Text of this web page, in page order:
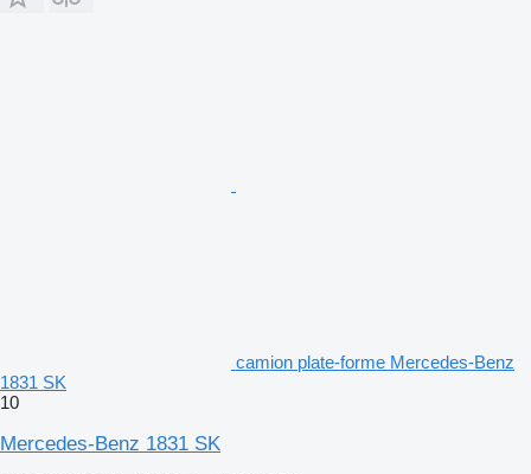
camion plate-forme Mercedes-Benz
1831 SK
10
Mercedes-Benz 1831 SK